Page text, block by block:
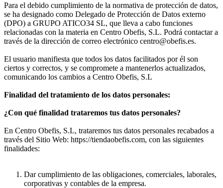
Para el debido cumplimiento de la normativa de protección de datos,
se ha designado como Delegado de Protección de Datos externo
(DPO) a GRUPO ATICO34 SL, que lleva a cabo funciones
relacionadas con la materia en Centro Obefis, S.L. Podrá contactar a
través de la dirección de correo electrónico centro@obefis.es.
El usuario manifiesta que todos los datos facilitados por él son
ciertos y correctos, y se compromete a mantenerlos actualizados,
comunicando los cambios a Centro Obefis, S.L
Finalidad del tratamiento de los datos personales:
¿Con qué finalidad trataremos tus datos personales?
En Centro Obefis, S.L, trataremos tus datos personales recabados a
través del Sitio Web: https://tiendaobefis.com, con las siguientes
finalidades:
Dar cumplimiento de las obligaciones, comerciales, laborales,
corporativas y contables de la empresa.